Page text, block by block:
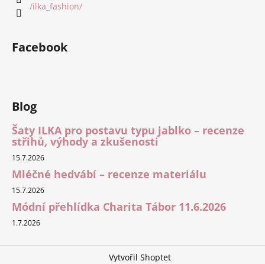
/ilka_fashion/
Facebook
Blog
Šaty ILKA pro postavu typu jablko – recenze
střihů, výhody a zkušenosti
15.7.2026
Mléčné hedvábí – recenze materiálu
15.7.2026
Módní přehlídka Charita Tábor 11.6.2026
1.7.2026
Vytvořil Shoptet